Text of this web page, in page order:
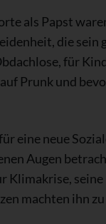
als Papst
die
für
Prunk und
eine neue
Augen
Klimakrise,
machten ihn